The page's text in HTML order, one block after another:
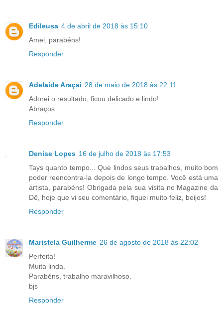
Edileusa 4 de abril de 2018 às 15:10
Amei, parabéns!
Responder
Adelaide Araçai 28 de maio de 2018 às 22:11
Adorei o resultado, ficou delicado e lindo!
Abraços
Responder
Denise Lopes 16 de julho de 2018 às 17:53
Tays quanto tempo... Que lindos seus trabalhos, muito bom
poder reencontra-la depois de longo tempo. Você está uma
artista, parabéns! Obrigada pela sua visita no Magazine da
Dê, hoje que vi seu comentário, fiquei muito feliz, beijos!
Responder
Maristela Guilherme 26 de agosto de 2018 às 22:02
Perfeita!
Muita linda.
Parabéns, trabalho maravilhoso.
bjs
Responder